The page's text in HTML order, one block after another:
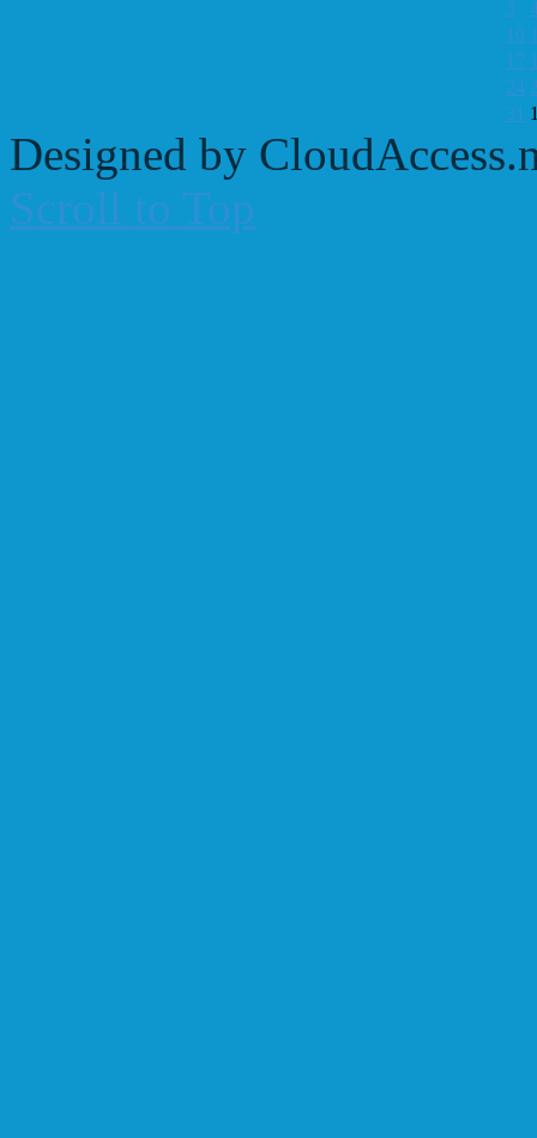
3
10
17
24
31
Designed by
Scroll to Top